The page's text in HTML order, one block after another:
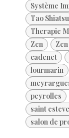
Système
Tao Shiatsu
Therapie
Zen
cadenet
lourmarin
peyrolles
saint
salon de